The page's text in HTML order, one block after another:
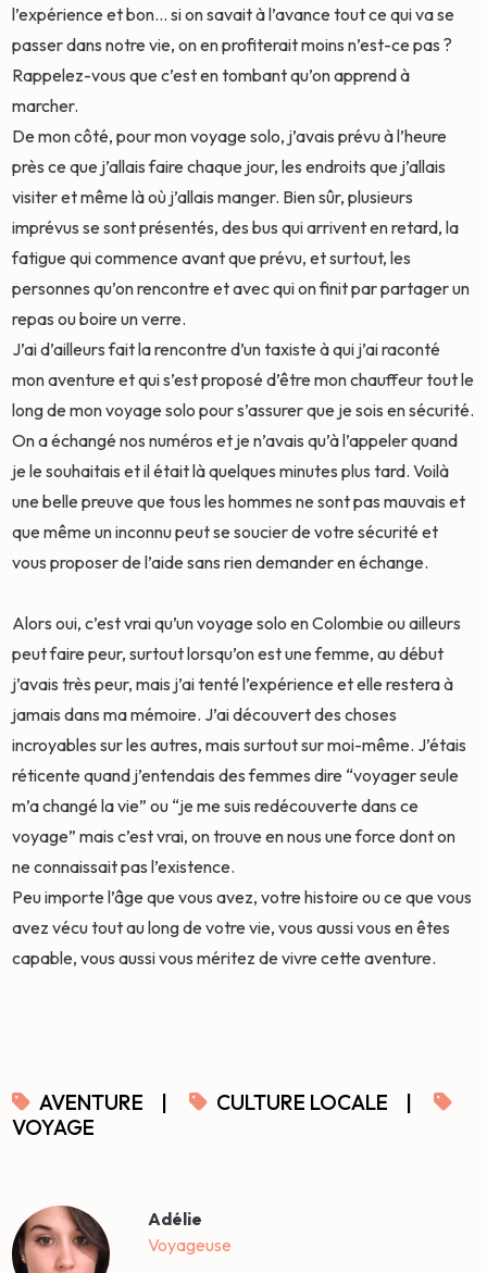
l’expérience et bon... si on savait à l’avance tout ce qui va se
passer dans notre vie, on en profiterait moins n’est-ce pas ?
Rappelez-vous que c’est en tombant qu’on apprend à
marcher.
De mon côté, pour mon voyage solo, j’avais prévu à l’heure
près ce que j’allais faire chaque jour, les endroits que j’allais
visiter et même là où j’allais manger. Bien sûr, plusieurs
imprévus se sont présentés, des bus qui arrivent en retard, la
fatigue qui commence avant que prévu, et surtout, les
personnes qu’on rencontre et avec qui on finit par partager un
repas ou boire un verre.
J’ai d’ailleurs fait la rencontre d’un taxiste à qui j’ai raconté
mon aventure et qui s’est proposé d’être mon chauffeur tout le
long de mon voyage solo pour s’assurer que je sois en sécurité.
On a échangé nos numéros et je n’avais qu’à l’appeler quand
je le souhaitais et il était là quelques minutes plus tard. Voilà
une belle preuve que tous les hommes ne sont pas mauvais et
que même un inconnu peut se soucier de votre sécurité et
vous proposer de l’aide sans rien demander en échange.
Alors oui, c’est vrai qu’un voyage solo en Colombie ou ailleurs
peut faire peur, surtout lorsqu’on est une femme, au début
j’avais très peur, mais j’ai tenté l’expérience et elle restera à
jamais dans ma mémoire. J’ai découvert des choses
incroyables sur les autres, mais surtout sur moi-même. J’étais
réticente quand j’entendais des femmes dire “voyager seule
m’a changé la vie” ou “je me suis redécouverte dans ce
voyage” mais c’est vrai, on trouve en nous une force dont on
ne connaissait pas l’existence.
Peu importe l’âge que vous avez, votre histoire ou ce que vous
avez vécu tout au long de votre vie, vous aussi vous en êtes
capable, vous aussi vous méritez de vivre cette aventure.
AVENTURE | CULTURE LOCALE
|
VOYAGE
Adélie
Voyageuse